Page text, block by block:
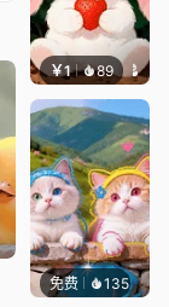
￥1 89 叮叮
免费 135豆子